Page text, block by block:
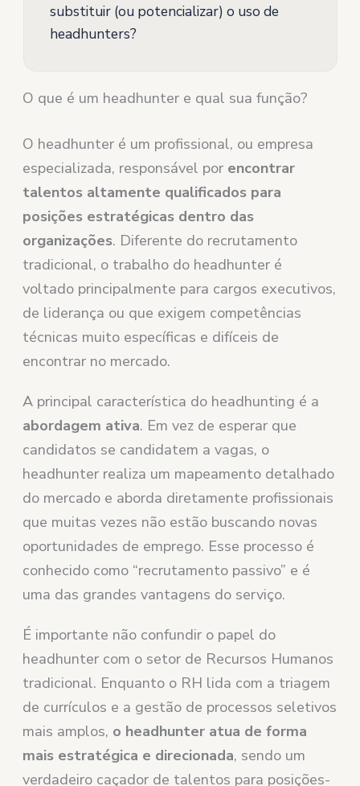
substituir (ou potencializar) o uso de
headhunters?
O que é um headhunter e qual sua função?
O headhunter é um profissional, ou empresa
especializada, responsável por encontrar
talentos altamente qualificados para
posições estratégicas dentro das
organizações. Diferente do recrutamento
tradicional, o trabalho do headhunter é
voltado principalmente para cargos executivos,
de liderança ou que exigem competências
técnicas muito específicas e difíceis de
encontrar no mercado.
A principal característica do headhunting é a
abordagem ativa. Em vez de esperar que
candidatos se candidatem a vagas, o
headhunter realiza um mapeamento detalhado
do mercado e aborda diretamente profissionais
que muitas vezes não estão buscando novas
oportunidades de emprego. Esse processo é
conhecido como “recrutamento passivo” e é
uma das grandes vantagens do serviço.
É importante não confundir o papel do
headhunter com o setor de Recursos Humanos
tradicional. Enquanto o RH lida com a triagem
de currículos e a gestão de processos seletivos
mais amplos, o headhunter atua de forma
mais estratégica e direcionada, sendo um
verdadeiro caçador de talentos para posições-